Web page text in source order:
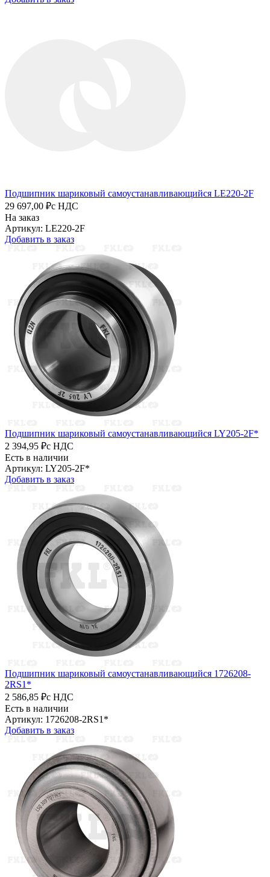
Подшипник шариковый самоустанавливающийся LE220-2F
29 697,00 ₽с НДС
На заказ
Артикул: LE220-2F
Добавить в заказ
Подшипник шариковый самоустанавливающийся LY205-2F*
2 394,95 ₽с НДС
Есть в наличии
Артикул: LY205-2F*
Добавить в заказ
Подшипник шариковый самоустанавливающийся 1726208-
2RS1*
2 586,85 ₽с НДС
Есть в наличии
Артикул: 1726208-2RS1*
Добавить в заказ